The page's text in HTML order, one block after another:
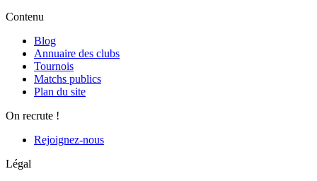
Contenu
Blog
Annuaire des clubs
Tournois
Matchs publics
Plan du site
On recrute !
Rejoignez-nous
Légal